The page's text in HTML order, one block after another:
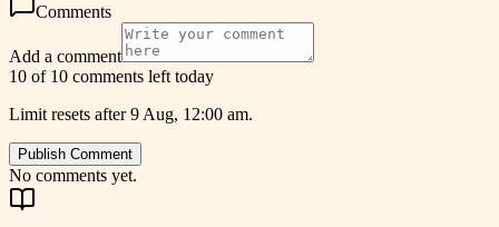
Comments
Add a comment
10 of 10 comments left today
Limit resets after 9 Aug, 12:00 am.
Publish Comment
No comments yet.